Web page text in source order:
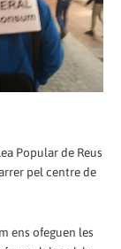
Popular de Reus
pel centre de
ens ofeguen les